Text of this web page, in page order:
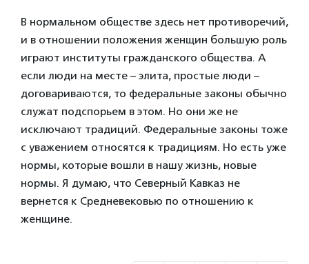
В нормальном обществе здесь нет противоречий,
и в отношении положения женщин большую роль
играют институты гражданского общества. А
если люди на месте – элита, простые люди –
договариваются, то федеральные законы обычно
служат подспорьем в этом. Но они же не
исключают традиций. Федеральные законы тоже
с уважением относятся к традициям. Но есть уже
нормы, которые вошли в нашу жизнь, новые
нормы. Я думаю, что Северный Кавказ не
вернется к Средневековью по отношению к
женщине.